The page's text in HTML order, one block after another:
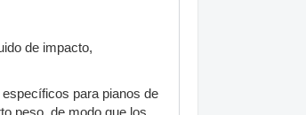
de impacto,
para pianos de